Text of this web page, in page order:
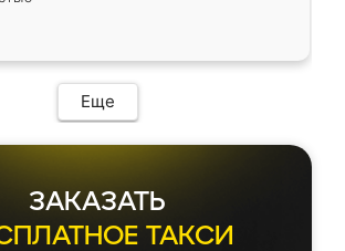
нет.
Еще
ЗАКАЗАТЬ
ТАКСИ